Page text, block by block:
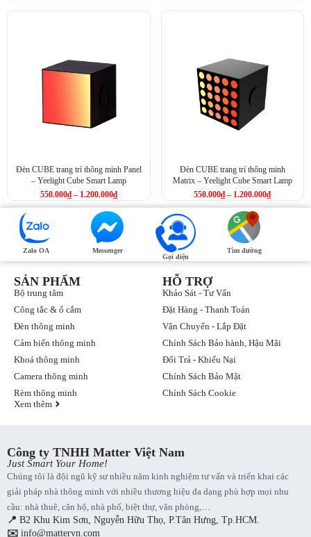
Đèn CUBE trang trí thông minh Panel
– Yeelight Cube Smart Lamp
550.000₫ – 1.200.000₫
Đèn CUBE trang trí thông minh
Matrix – Yeelight Cube Smart Lamp
550.000₫ – 1.200.000₫
Zalo OA
Messenger
Gọi điện
Tìm đường
HỖ TRỢ
Khảo Sát - Tư Vấn
Đặt Hàng - Thanh Toán
Vận Chuyển - Lắp Đặt
Chính Sách Bảo hành, Hậu Mãi
Đổi Trả - Khiếu Nại
Chính Sách Bảo Mật
Chính Sách Cookie
SẢN PHẨM
Bộ trung tâm
Công tắc & ổ cắm
Đèn thông minh
Cảm biến thông minh
Khoá thông minh
Camera thông minh
Rèm thông minh
Xem thêm
Công ty TNHH Matter Việt Nam
Just Smart Your Home!
Chúng tôi là đội ngũ kỹ sư nhiều năm kinh nghiệm tư vấn và triển khai các
giải pháp nhà thông minh với nhiều thương hiệu đa dạng phù hợp mọi nhu
cầu: nhà thuê, căn hộ, nhà phố, biệt thự, văn phòng,…
📍 B2 Khu Kim Sơn, Nguyễn Hữu Thọ, P.Tân Hưng, Tp.HCM.
✉️ info@mattervn.com